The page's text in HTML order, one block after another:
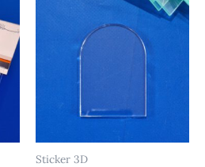
Sticker 3D